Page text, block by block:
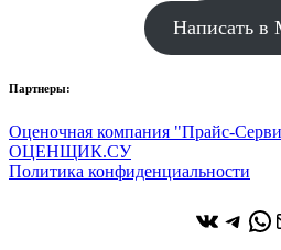
Написать в
Партнеры:
Оценочная компания "Прайс-
ОЦЕНЩИК.СУ
Политика конфиденциальности